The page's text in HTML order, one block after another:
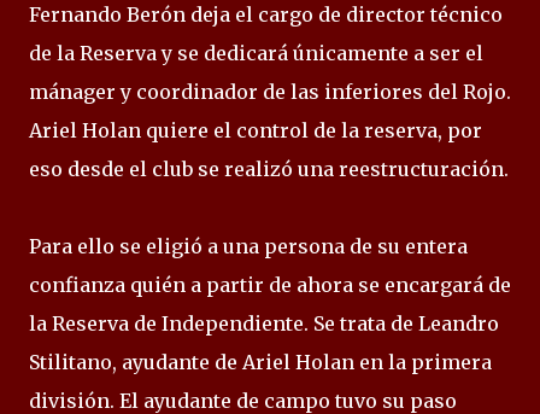
Fernando Berón deja el cargo de director técnico
de la Reserva y se dedicará únicamente a ser el
mánager y coordinador de las inferiores del Rojo.
Ariel Holan quiere el control de la reserva, por
eso desde el club se realizó una reestructuración.
Para ello se eligió a una persona de su entera
confianza quién a partir de ahora se encargará de
la Reserva de Independiente. Se trata de Leandro
Stilitano, ayudante de Ariel Holan en la primera
división. El ayudante de campo tuvo su paso